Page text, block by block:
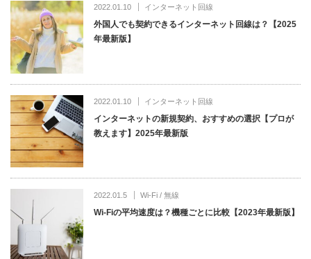
2022.01.10 インターネット回線
外国人でも契約できるインターネット回線は？【2025
年最新版】
2022.01.10 インターネット回線
インターネットの新規契約、おすすめの選択【プロが
教えます】2025年最新版
2022.01.5 Wi-Fi / 無線
Wi-Fiの平均速度は？機種ごとに比較【2023年最新版】